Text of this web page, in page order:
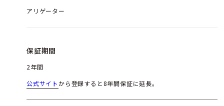
アリゲーター
保証期間
2年間
公式サイト から登録すると8年間保証に延長。